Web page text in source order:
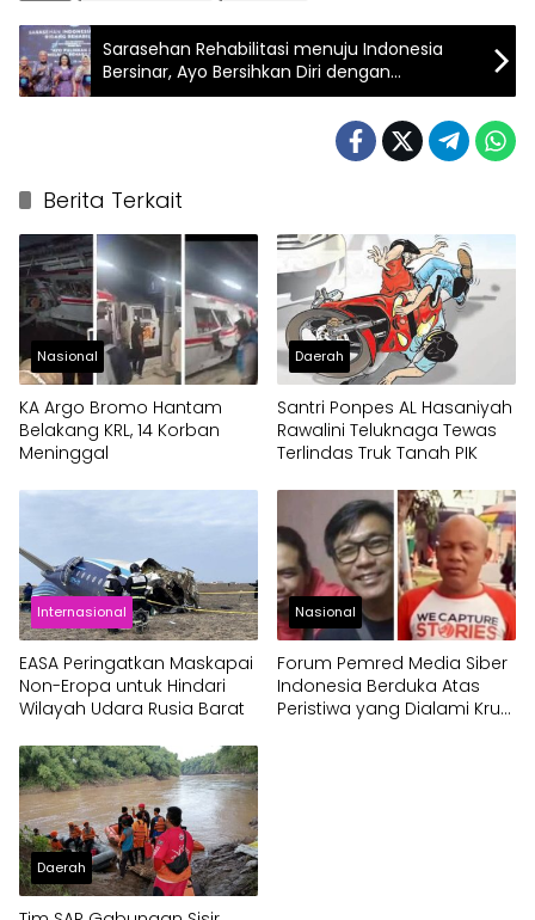
Sarasehan Rehabilitasi menuju Indonesia
Bersinar, Ayo Bersihkan Diri dengan
Rehabilitasi
Berita Terkait
Nasional
KA Argo Bromo Hantam
Belakang KRL, 14 Korban
Meninggal
Daerah
Santri Ponpes AL Hasaniyah
Rawalini Teluknaga Tewas
Terlindas Truk Tanah PIK
Internasional
EASA Peringatkan Maskapai
Non-Eropa untuk Hindari
Wilayah Udara Rusia Barat
Nasional
Forum Pemred Media Siber
Indonesia Berduka Atas
Peristiwa yang Dialami Kru
Daerah